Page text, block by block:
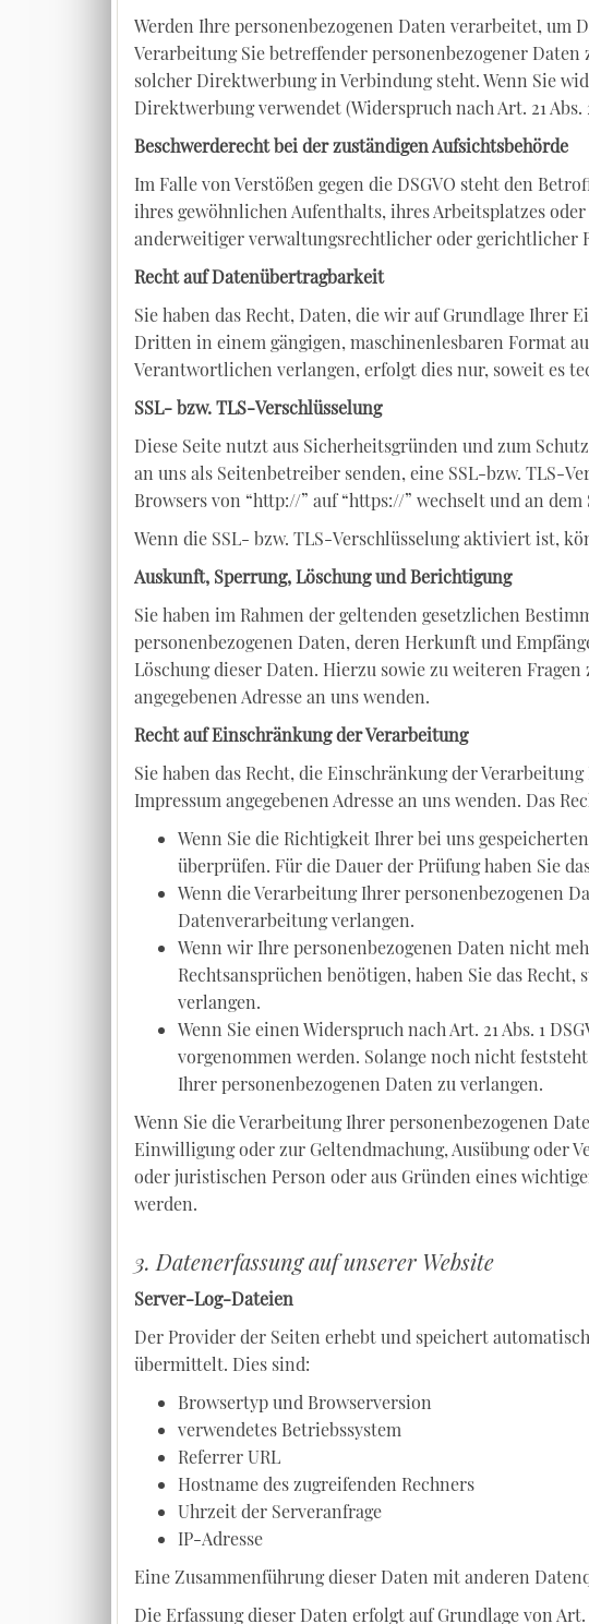
Werden Ihre personenbezogenen Daten verarbeitet, um
Verarbeitung Sie betreffender personenbezogener
solcher Direktwerbung in Verbindung steht. Wenn Sie
Direktwerbung verwendet (Widerspruch nach Art. 21 Abs.
Beschwerderecht bei der zuständigen Aufsichtsbehörde
Im Falle von Verstößen gegen die DSGVO steht den
ihres gewöhnlichen Aufenthalts, ihres Arbeitsplatzes
anderweitiger verwaltungsrechtlicher oder gerichtlicher
Recht auf Datenübertragbarkeit
Sie haben das Recht, Daten, die wir auf Grundlage
Dritten in einem gängigen, maschinenlesbaren Format
Verantwortlichen verlangen, erfolgt dies nur, soweit es
SSL- bzw. TLS-Verschlüsselung
Diese Seite nutzt aus Sicherheitsgründen und zum
an uns als Seitenbetreiber senden, eine SSL-bzw. TLS-
Browsers von “http://” auf “https://” wechselt und an
Wenn die SSL- bzw. TLS-Verschlüsselung aktiviert ist,
Auskunft, Sperrung, Löschung und Berichtigung
Sie haben im Rahmen der geltenden gesetzlichen
personenbezogenen Daten, deren Herkunft und
Löschung dieser Daten. Hierzu sowie zu weiteren
angegebenen Adresse an uns wenden.
Recht auf Einschränkung der Verarbeitung
Sie haben das Recht, die Einschränkung der
Impressum angegebenen Adresse an uns wenden. Das
Wenn Sie die Richtigkeit Ihrer bei uns
überprüfen. Für die Dauer der Prüfung haben Sie
Wenn die Verarbeitung Ihrer personenbezogenen
Datenverarbeitung verlangen.
Wenn wir Ihre personenbezogenen Daten nicht
Rechtsansprüchen benötigen, haben Sie das
verlangen.
Wenn Sie einen Widerspruch nach Art. 21 Abs. 1
vorgenommen werden. Solange noch nicht
Ihrer personenbezogenen Daten zu verlangen.
Wenn Sie die Verarbeitung Ihrer personenbezogenen
Einwilligung oder zur Geltendmachung, Ausübung oder
oder juristischen Person oder aus Gründen eines
werden.
3. Datenerfassung auf unserer Website
Server-Log-Dateien
Der Provider der Seiten erhebt und speichert
übermittelt. Dies sind:
Browsertyp und Browserversion
verwendetes Betriebssystem
Referrer URL
Hostname des zugreifenden Rechners
Uhrzeit der Serveranfrage
IP-Adresse
Eine Zusammenführung dieser Daten mit anderen
Die Erfassung dieser Daten erfolgt auf Grundlage von